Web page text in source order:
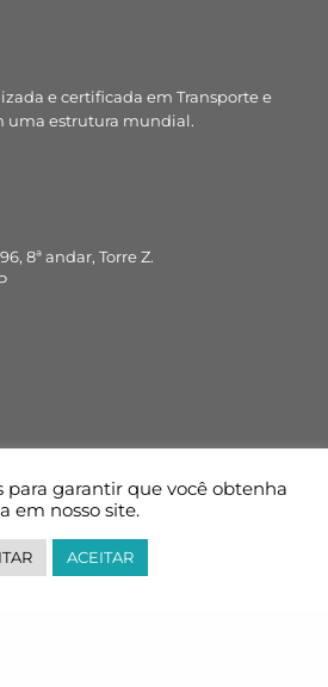
e certificada em Transporte e
uma estrutura mundial.
8ª andar, Torre Z.
18h00
para garantir que você obtenha
em nosso site.
ACEITAR